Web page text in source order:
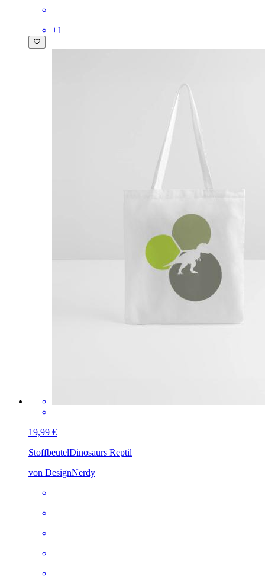
+1
19,99 €
StoffbeutelDinosaurs Reptil
von DesignNerdy